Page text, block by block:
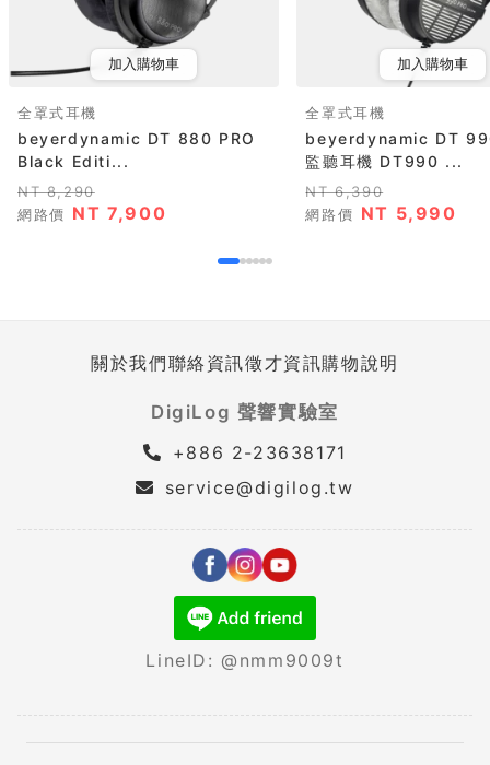
加入購物車
全罩式耳機
beyerdynamic DT 880 PRO
Black Editi...
NT 8,290
網路價 NT 7,900
加入購物車
全罩式耳機
beyerdynamic DT
監聽耳機 DT990 ...
NT 6,390
網路價 NT 5,990
關於我們聯絡資訊徵才資訊購物說明
DigiLog 聲響實驗室
+886 2-23638171
service@digilog.tw
LineID: @nmm9009t